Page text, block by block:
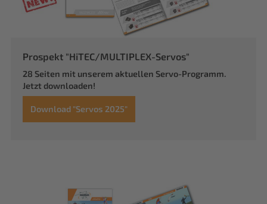
Prospekt "HiTEC/MULTIPLEX-Servos"
28 Seiten mit unserem aktuellen Servo-Programm.
Jetzt downloaden!
Download "Servos 2025"